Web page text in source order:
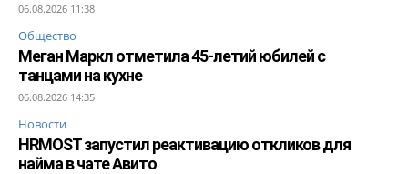
06.08.2026 11:38
Общество
Меган Маркл отметила 45-летий юбилей с
танцами на кухне
06.08.2026 14:35
Новости
HRMOST запустил реактивацию откликов для
найма в чате Авито